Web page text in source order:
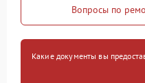
Вопросы по
Какие документы вы